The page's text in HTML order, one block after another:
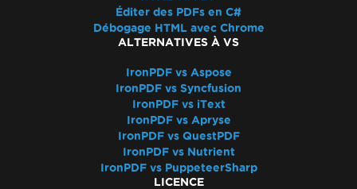
Éditer des PDFs en C#
Débogage HTML avec Chrome
ALTERNATIVES À VS
IronPDF vs Aspose
IronPDF vs Syncfusion
IronPDF vs iText
IronPDF vs Apryse
IronPDF vs QuestPDF
IronPDF vs Nutrient
IronPDF vs PuppeteerSharp
LICENCE